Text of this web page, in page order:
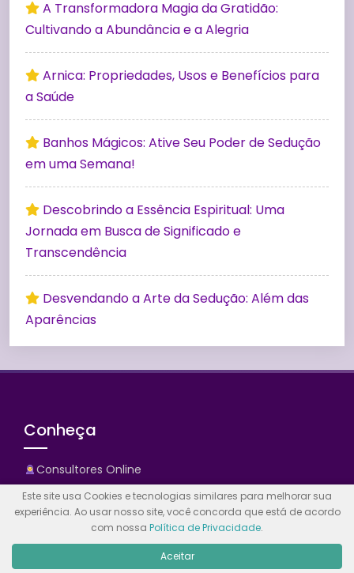
A Transformadora Magia da Gratidão:
Cultivando a Abundância e a Alegria
Arnica: Propriedades, Usos e Benefícios para
a Saúde
Banhos Mágicos: Ative Seu Poder de Sedução
em uma Semana!
Descobrindo a Essência Espiritual: Uma
Jornada em Busca de Significado e
Transcendência
Desvendando a Arte da Sedução: Além das
Aparências
Conheça
Consultores Online
Horóscopo
Este site usa Cookies e tecnologias similares para melhorar sua
experiência. Ao usar nosso site, você concorda que está de acordo
com nossa Política de Privacidade.
Aceitar